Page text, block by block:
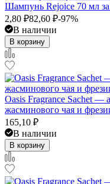
Шампунь Rejoice 70 мл за
2,80 ₽82,60 ₽-97%
В наличии
В корзину
Oasis Fragrance Sachet —
жасминового чая и
165,10 ₽
В наличии
В корзину